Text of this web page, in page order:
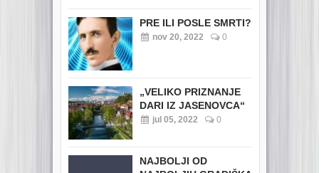
PRE ILI POSLE SMRTI?
nov 20, 2022 0
„VELIKO PRIZNANJE
DARI IZ JASENOVCA“
jul 05, 2022 0
NAJBOLJI OD